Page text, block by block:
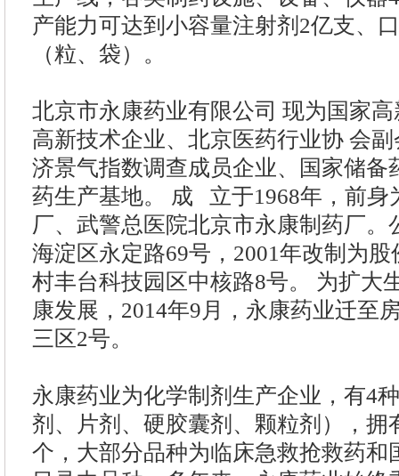
产能力可达到小容量注射剂2亿支、
（粒、袋）。
北京市永康药业有限公司 现为国家
高新技术企业、北京医药行业协 会
济景气指数调查成员企业、国家储备
药生产基地。 成 立于1968年，前身
厂、武警总医院北京市永康制药厂。
海淀区永定路69号，2001年改制为
村丰台科技园区中核路8号。 为扩大
康发展，2014年9月，永康药业迁至
三区2号。
永康药业为化学制剂生产企业，有4
剂、片剂、硬胶囊剂、颗粒剂），拥
个，大部分品种为临床急救抢救药和